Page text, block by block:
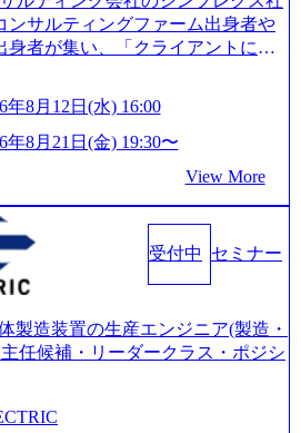
ンサルティングファーム出身者や
身者が集い、「クライアントにと
上げた新鋭ファーム テクノロジ
な影響力を持つDX時代におい
業界を中心に最先端テクノ
のクライアントの企業価値の最大
略策定、組織改革、人材育成、業
コンサルティングサービスを一気
（いわゆる総合コンサルティング
”DXエリアにSpir（槍）を指して
昔前は金融が強い企業として認知
売上割合は全体の3割。現在はTo
、製造業、通信、エンタメ、教
る分野やスキルを活用したいな
年8月12日(水) 16:00
年8月21日(金) 19:30〜
View More
受付中 セミナー
製造装置の生産エンジニア(製造・
任候補・リーダークラス・ポジシ